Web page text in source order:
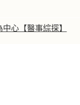
心【醫事綜探】